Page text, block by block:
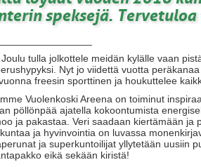
speksejä.
tulla jolkottele meidän kylälle vaan
Nyt jo viidettä vuotta
freesin sporttinen ja houkuttelee
Vuolenkoski Areena on toiminut
pöllönpää ajatella kokoontumista
ja pakastaa. Veri saadaan kiertämään ja
ja hyvinvointia on luvassa
ja superkuntoilijat yllytetään uusiin
eikä sekään kiristä!